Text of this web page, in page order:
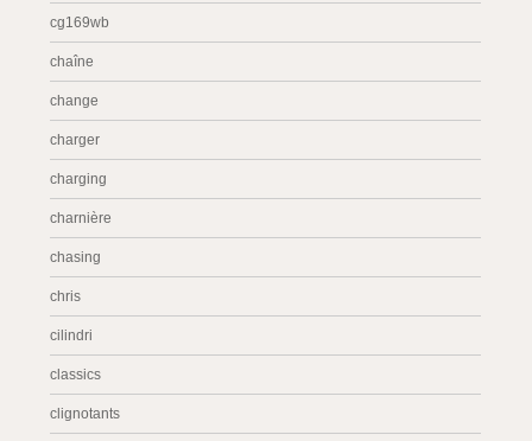
cg169wb
chaîne
change
charger
charging
charnière
chasing
chris
cilindri
classics
clignotants